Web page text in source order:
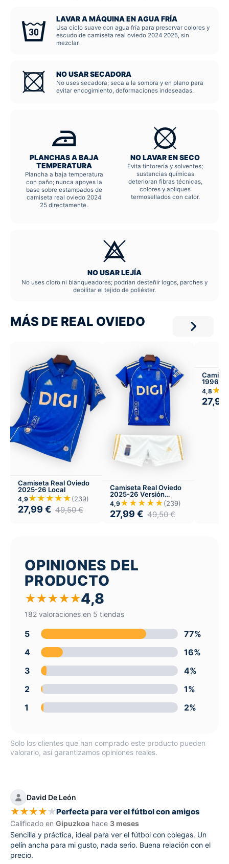
LAVAR A MÁQUINA EN AGUA FRÍA
Usa ciclo suave con agua fría para preservar colores y
escudo de camiseta real oviedo 2024 2025, sin
mezclar.
NO USAR SECADORA
No uses secadora; seca a la sombra y en plano para
evitar encogimiento, deformaciones indeseadas.
PLANCHAS A BAJA
TEMPERATURA
Plancha a baja temperatura
con paño; nunca apoyes la
base sobre estampados de
camiseta real oviedo 2024
25 directamente.
NO LAVAR EN SECO
Evita tintorería y solventes;
sustancias químicas
deterioran fibras técnicas,
colores y apliques
termosellados con calor.
NO USAR LEJÍA
No uses cloro ni blanqueadores; podrían desteñir logos, parches y
debilitar el tejido de poliéster.
MÁS DE REAL OVIEDO
Camiseta Real Oviedo
2025-26 Local
4,9 ★★★★★(239)
27,99 € 49,50€
Camiseta Real Oviedo
2025-26 Versión
Infantil Local
4,9 ★★★★★(239)
27,99 € 49,50€
1996-
4,8
27,99
OPINIONES DEL
PRODUCTO
★★★★★4,8
182 valoraciones en 5 tiendas
5
77%
4
16%
3
4%
2
1%
1
2%
Solo los clientes que han comprado este producto pueden
valorarlo, así garantizamos opiniones reales.
David De León
★★★★★Perfecta para ver el fútbol con amigos
Calificado en Gipuzkoa hace 3 meses
Sencilla y práctica, ideal para ver el fútbol con colegas. Un
pelín ancha para mi gusto, nada serio. Buena relación con el
precio.